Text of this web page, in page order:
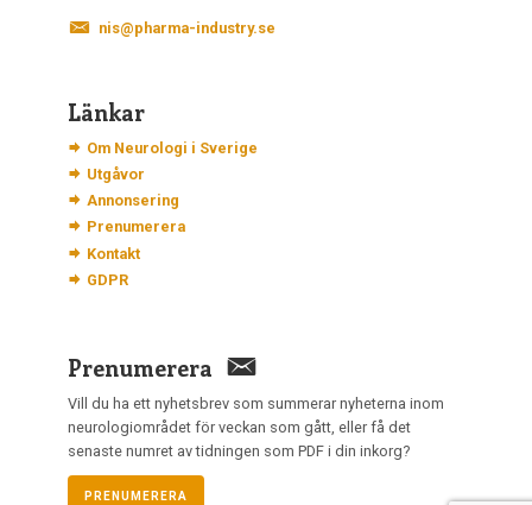
nis@pharma-industry.se
Länkar
Om Neurologi i Sverige
Utgåvor
Annonsering
Prenumerera
Kontakt
GDPR
Prenumerera
Vill du ha ett nyhetsbrev som summerar nyheterna inom
neurologiområdet för veckan som gått, eller få det
senaste numret av tidningen som PDF i din inkorg?
PRENUMERERA